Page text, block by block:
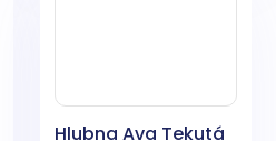
Hlubna Ava Tekutá